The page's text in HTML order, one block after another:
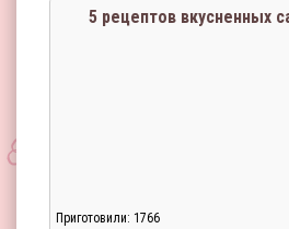
5 рецептов вкусненных
Приготовили: 1766